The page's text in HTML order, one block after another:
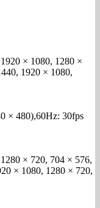
× 1080, 1280 ×
1920 × 1080,
× 480),60Hz: 30fps
× 720, 704 × 576,
× 1080, 1280 × 720,